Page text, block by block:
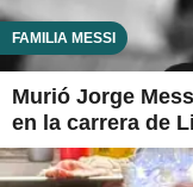
FAMILIA MESSI
Murió Jorge
en la carrera de